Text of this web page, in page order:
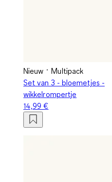
Nieuw
Multipack
Set van 3 - bloemetjes -
wikkelrompertje
14,99 €